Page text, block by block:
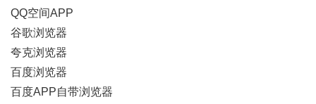
QQ空间APP
谷歌浏览器
夸克浏览器
百度浏览器
百度APP自带浏览器